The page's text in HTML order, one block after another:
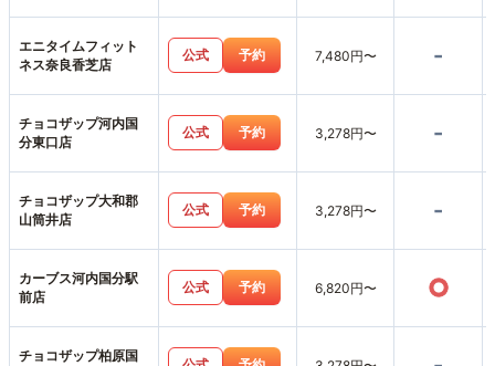
エニタイムフィット
ネス奈良香芝店
公式 予約 7,480円〜 -
チョコザップ河内国
分東口店
公式 予約 3,278円〜 -
チョコザップ大和郡
山筒井店
公式 予約 3,278円〜 -
カーブス河内国分駅
前店
公式 予約 6,820円〜 ○
チョコザップ柏原国